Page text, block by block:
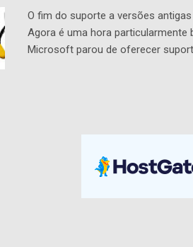
O fim do suporte a versões
Agora é uma hora particularmente
Microsoft parou de oferecer
desktops pelo alienígena